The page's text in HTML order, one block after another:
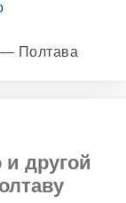
Полтава
другой